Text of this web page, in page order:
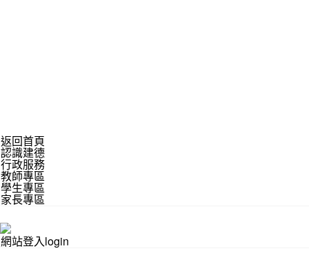
返回首頁
認識建德
行政服務
教師專區
學生專區
家長專區
網站登入login